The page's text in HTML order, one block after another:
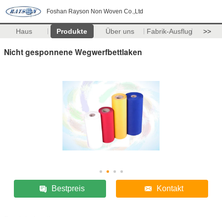
Foshan Rayson Non Woven Co.,Ltd
Haus Produkte Über uns Fabrik-Ausflug >>
Nicht gesponnene Wegwerfbettlaken
Bestpreis Kontakt